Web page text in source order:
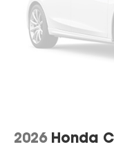
2026 Honda